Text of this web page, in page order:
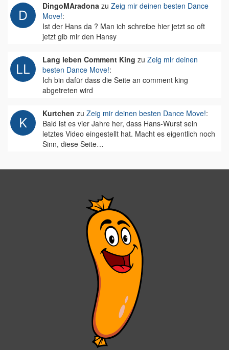
DingoMAradona zu Zeig mir deinen besten Dance
Move!:
Ist der Hans da ? Man ich schreibe hier jetzt so oft
jetzt gib mir den Hansy
Lang leben Comment King zu Zeig mir deinen
besten Dance Move!:
Ich bin dafür dass die Seite an comment king
abgetreten wird
Kurtchen zu Zeig mir deinen besten Dance Move!:
Bald ist es vier Jahre her, dass Hans-Wurst sein
letztes Video eingestellt hat. Macht es eigentlich noch
Sinn, diese Seite…